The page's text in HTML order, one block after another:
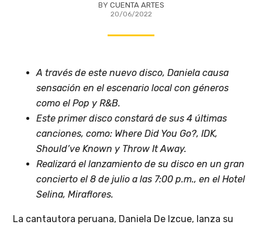
BY CUENTA ARTES
20/06/2022
A través de este nuevo disco, Daniela causa
sensación en el escenario local con géneros
como el Pop y R&B.
Este primer disco constará de sus 4 últimas
canciones, como: Where Did You Go?, IDK,
Should’ve Known y Throw It Away.
Realizará el lanzamiento de su disco en un gran
concierto el 8 de julio a las 7:00 p.m., en el Hotel
Selina, Miraflores.
La cantautora peruana, Daniela De Izcue, lanza su